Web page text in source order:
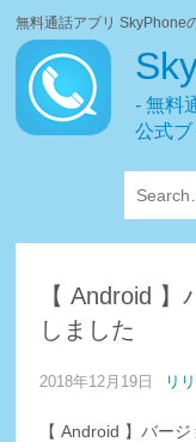
無料通話アプリ SkyPhone
- 無料
公式
【 Android
しました
2018年12月19日 リ
【 Android 】バー